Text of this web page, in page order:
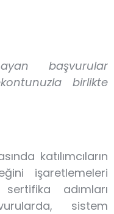
başvurular
birlikte
katılımcıların
işaretlemeleri
adımları
sistem